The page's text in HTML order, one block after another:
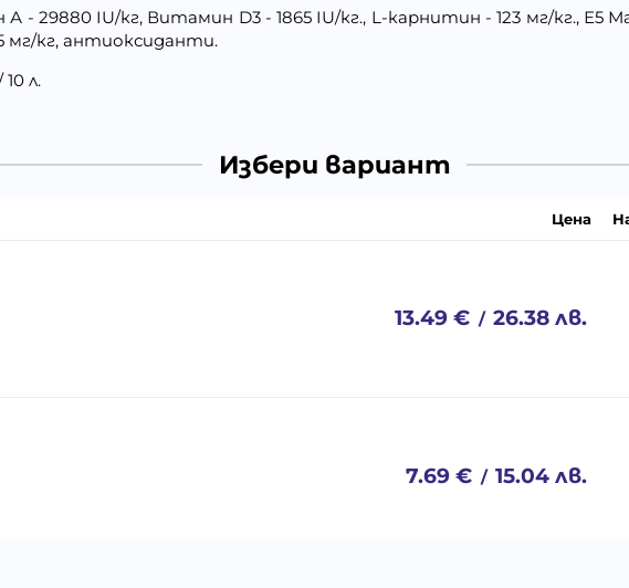
- 29880 IU/кг, Витамин D3 - 1865 IU/кг., L-карнитин - 123 мг/кг., Е5
мг/кг, антиоксиданти.
л.
Избери вариант
Цена
13.49 € / 26.38 лв.
7.69 € / 15.04 лв.